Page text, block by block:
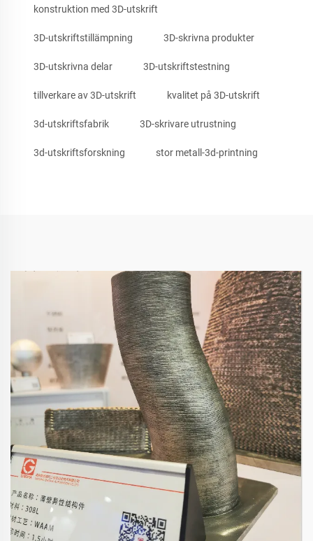
konstruktion med 3D-utskrift
3D-utskriftstillämpning 3D-skrivna produkter
3D-utskrivna delar 3D-utskriftstestning
tillverkare av 3D-utskrift kvalitet på 3D-utskrift
3d-utskriftsfabrik 3D-skrivare utrustning
3d-utskriftsforskning stor metall-3d-printning